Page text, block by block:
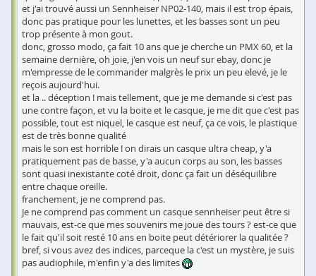
et j'ai trouvé aussi un Sennheiser NP02-140, mais il est trop épais,
donc pas pratique pour les lunettes, et les basses sont un peu
trop présente à mon gout.
donc, grosso modo, ça fait 10 ans que je cherche un PMX 60, et la
semaine dernière, oh joie, j'en vois un neuf sur ebay, donc je
m'empresse de le commander malgrès le prix un peu elevé, je le
reçois aujourd'hui.
et la .. déception ! mais tellement, que je me demande si c'est pas
une contre façon, et vu la boite et le casque, je me dit que c'est pas
possible, tout est niquel, le casque est neuf, ça ce vois, le plastique
est de très bonne qualité
mais le son est horrible ! on dirais un casque ultra cheap, y'a
pratiquement pas de basse, y'a aucun corps au son, les basses
sont quasi inexistante coté droit, donc ça fait un déséquilibre
entre chaque oreille.
franchement, je ne comprend pas.
Je ne comprend pas comment un casque sennheiser peut être si
mauvais, est-ce que mes souvenirs me joue des tours ? est-ce que
le fait qu'il soit resté 10 ans en boite peut détériorer la qualitée ?
bref, si vous avez des indices, parceque la c'est un mystère, je suis
pas audiophile, m'enfin y'a des limites